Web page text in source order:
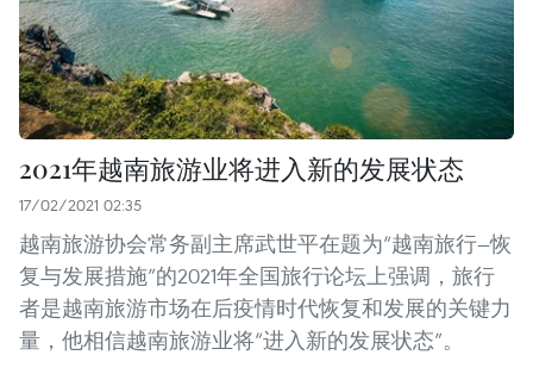
2021年越南旅游业将进入新的发展状态
17/02/2021 02:35
越南旅游协会常务副主席武世平在题为“越南旅行—恢
复与发展措施”的2021年全国旅行论坛上强调，旅行
者是越南旅游市场在后疫情时代恢复和发展的关键力
量，他相信越南旅游业将“进入新的发展状态”。